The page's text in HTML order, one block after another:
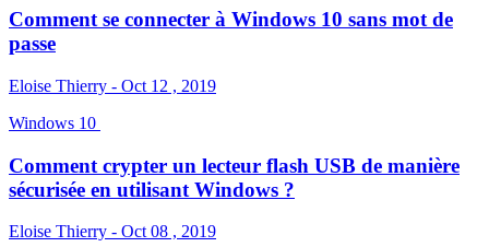
Comment se connecter à Windows 10 sans mot de
passe
Eloise Thierry - Oct 12 , 2019
Windows 10
Comment crypter un lecteur flash USB de manière
sécurisée en utilisant Windows ?
Eloise Thierry - Oct 08 , 2019